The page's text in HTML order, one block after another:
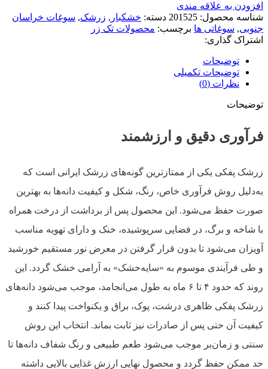
افزودن به علاقه مندی
شناسه محصول: 201525 دسته: خشکبار , زرشک, سوغات خراسان
جنوبی, سوغاتی ها برچسب: محصولات تک زر
اشتراک گذاری:
توضیحات
توضیحات تکمیلی
نظرات (0)
توضیحات
فرآوری دقیق و ارزشمند
زرشک پفکی یکی از ممتازترین گونه‌های زرشک ایرانی است که
به‌دلیل روش فرآوری خاص، رنگ، شکل و کیفیت دانه‌ها به بهترین
صورت حفظ می‌شود. این محصول پس از برداشت از درخت همراه
با شاخه و برگ، در فضایی سرپوشیده، خنک و دارای تهویه مناسب
آویزان می‌شود تا بدون قرار گرفتن در معرض نور مستقیم خورشید
و طی فرآیندی موسوم به «سایه‌خشک» به آرامی خشک گردد. این
روند که حدود ۴ تا ۶ ماه به طول می‌انجامد، موجب می‌شود دانه‌های
زرشک پفکی ظاهری درشت، پوک، براق و یکنواخت پیدا کنند و
کیفیت آن حتی پس از صادرات نیز ثابت بماند. انتخاب این روش
سنتی و زمان‌بر موجب می‌شود طعم طبیعی و رنگ شفاف دانه‌ها تا
حد ممکن حفظ گردد و محصول نهایی ارزش غذایی بالایی داشته